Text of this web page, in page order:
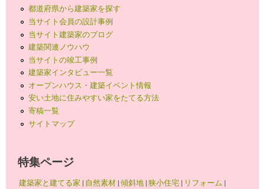
都道府県から建築家を探す
当サイト会員の設計事例
当サイト建築家のブログ
建築関連ノウハウ
当サイトの竣工事例
建築家インタビュー一覧
オープンハウス・建築イベント情報
安い土地に住みやすい家をたてる方法
寄稿一覧
サイトマップ
特集ページ
建築家と建てる家 | 自然素材|傾斜地|狭小住宅| リフォーム |